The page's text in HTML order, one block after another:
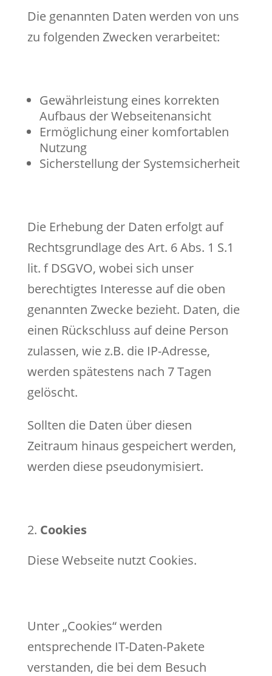
Die genannten Daten werden von uns
zu folgenden Zwecken verarbeitet:
Gewährleistung eines korrekten
Aufbaus der Webseitenansicht
Ermöglichung einer komfortablen
Nutzung
Sicherstellung der Systemsicherheit
Die Erhebung der Daten erfolgt auf
Rechtsgrundlage des Art. 6 Abs. 1 S.1
lit. f DSGVO, wobei sich unser
berechtigtes Interesse auf die oben
genannten Zwecke bezieht. Daten, die
einen Rückschluss auf deine Person
zulassen, wie z.B. die IP-Adresse,
werden spätestens nach 7 Tagen
gelöscht.
Sollten die Daten über diesen
Zeitraum hinaus gespeichert werden,
werden diese pseudonymisiert.
Cookies
Diese Webseite nutzt Cookies.
Unter „Cookies“ werden
entsprechende IT-Daten-Pakete
verstanden, die bei dem Besuch